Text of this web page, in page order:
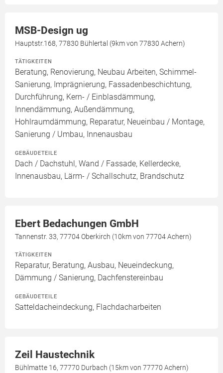
MSB-Design ug
Hauptstr.168, 77830 Bühlertal (9km von 77830 Achern)
TÄTIGKEITEN
Beratung, Renovierung, Neubau Arbeiten, Schimmel-
Sanierung, Imprägnierung, Fassadenbeschichtung,
Durchführung, Kern- / Einblasdämmung,
Innendämmung, Außendämmung,
Hohlraumdämmung, Reparatur, Neueinbau / Montage,
Sanierung / Umbau, Innenausbau
GEBÄUDETEILE
Dach / Dachstuhl, Wand / Fassade, Kellerdecke,
Innenausbau, Lärm- / Schallschutz, Brandschutz
Ebert Bedachungen GmbH
Tannenstr. 33, 77704 Oberkirch (10km von 77704 Achern)
TÄTIGKEITEN
Reparatur, Beratung, Ausbau, Neueindeckung,
Dämmung / Sanierung, Dachfenstereinbau
GEBÄUDETEILE
Satteldacheindeckung, Flachdacharbeiten
Zeil Haustechnik
Bühlmatte 16, 77770 Durbach (15km von 77770 Achern)